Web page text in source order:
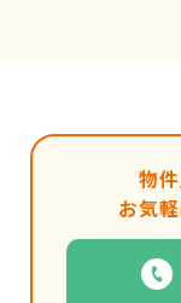
物
お気